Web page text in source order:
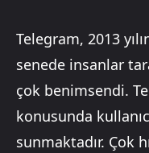
Telegram, 2013
senede insanlar
çok benimsendi.
konusunda
sunmaktadır. Çok